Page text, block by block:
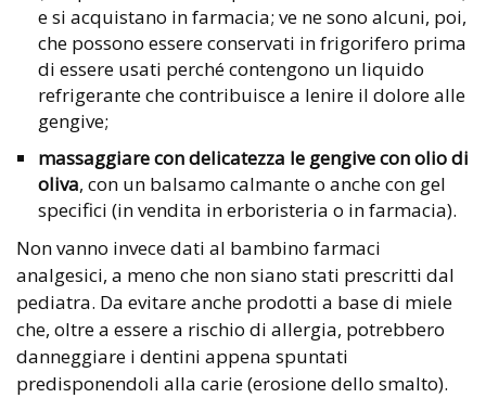
e si acquistano in farmacia; ve ne sono alcuni, poi,
che possono essere conservati in frigorifero prima
di essere usati perché contengono un liquido
refrigerante che contribuisce a lenire il dolore alle
gengive;
massaggiare con delicatezza le gengive con olio di
oliva, con un balsamo calmante o anche con gel
specifici (in vendita in erboristeria o in farmacia).
Non vanno invece dati al bambino farmaci
analgesici, a meno che non siano stati prescritti dal
pediatra. Da evitare anche prodotti a base di miele
che, oltre a essere a rischio di allergia, potrebbero
danneggiare i dentini appena spuntati
predisponendoli alla carie (erosione dello smalto).